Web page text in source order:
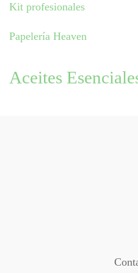
Kit profesionales
Papelería Heaven
Aceites